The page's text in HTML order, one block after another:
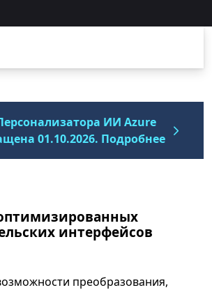
ИИ Azure
01.10.2026. Подробнее
интерфейсов
преобразования,